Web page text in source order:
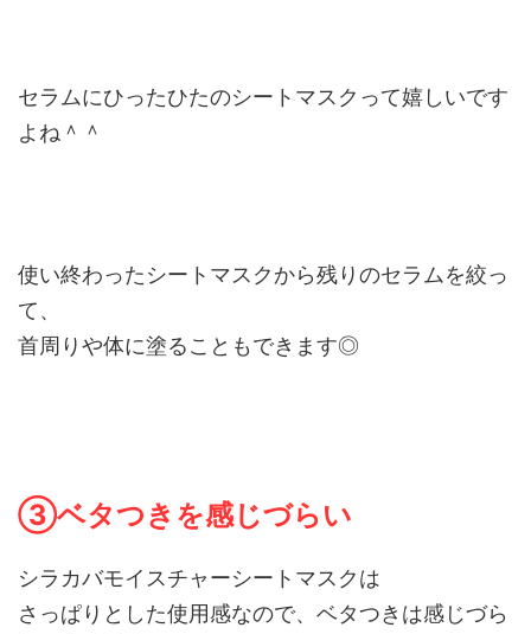
セラムにひったひたのシートマスクって嬉しいです
よね＾＾
使い終わったシートマスクから残りのセラムを絞っ
て、
首周りや体に塗ることもできます◎
③ベタつきを感じづらい
シラカバモイスチャーシートマスクは
さっぱりとした使用感なので、ベタつきは感じづら